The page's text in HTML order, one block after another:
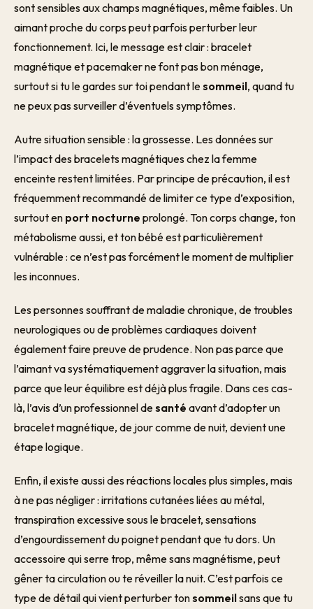
sont sensibles aux champs magnétiques, même faibles. Un
aimant proche du corps peut parfois perturber leur
fonctionnement. Ici, le message est clair : bracelet
magnétique et pacemaker ne font pas bon ménage,
surtout si tu le gardes sur toi pendant lesommeil, quand tu
ne peux pas surveiller d’éventuels symptômes.
Autre situation sensible : la grossesse. Les données sur
l’impact des bracelets magnétiques chez la femme
enceinte restent limitées. Par principe de précaution, il est
fréquemment recommandé de limiter ce type d’exposition,
surtout en port nocturne prolongé. Ton corps change, ton
métabolisme aussi, et ton bébé est particulièrement
vulnérable : ce n’est pas forcément le moment de multiplier
les inconnues.
Les personnes souffrant de maladie chronique, de troubles
neurologiques ou de problèmes cardiaques doivent
également faire preuve de prudence. Non pas parce que
l’aimant va systématiquement aggraver la situation, mais
parce que leur équilibre est déjà plus fragile. Dans ces cas-
là, l’avis d’un professionnel desanté avant d’adopter un
bracelet magnétique, de jour comme de nuit, devient une
étape logique.
Enfin, il existe aussi des réactions locales plus simples, mais
à ne pas négliger : irritations cutanées liées au métal,
transpiration excessive sous le bracelet, sensations
d’engourdissement du poignet pendant que tu dors. Un
accessoire qui serre trop, même sans magnétisme, peut
gêner ta circulation ou te réveiller la nuit. C’est parfois ce
type de détail qui vient perturber tonsommeilsans que tu